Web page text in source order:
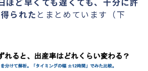
られた とまとめています（下